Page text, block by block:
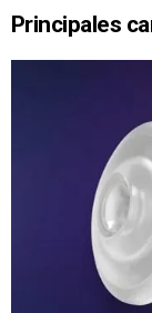
Principales